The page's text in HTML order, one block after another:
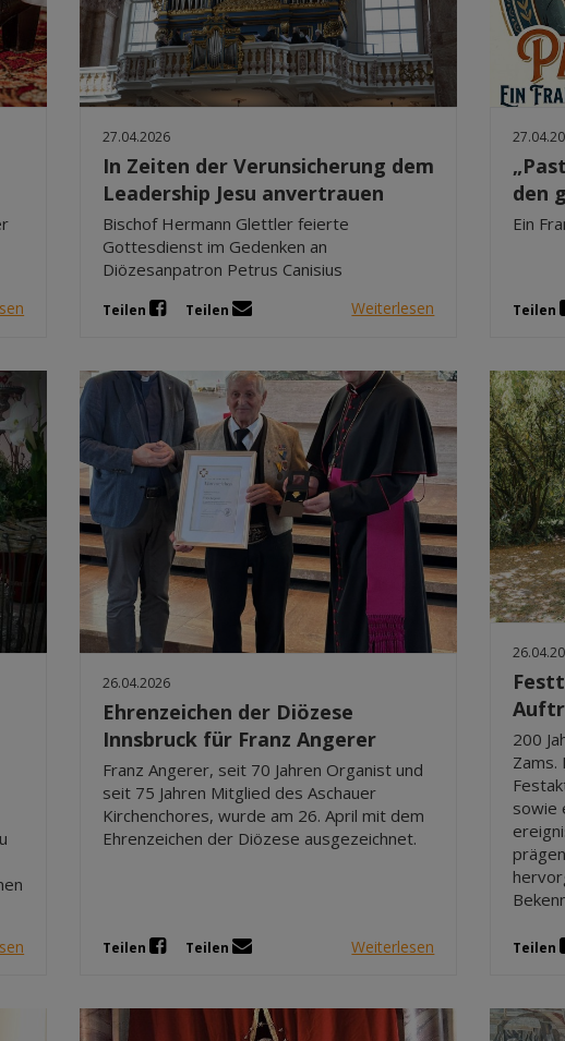
27.04.2026
In Zeiten der Verunsicherung dem
Leadership Jesu anvertrauen
Bischof Hermann Glettler feierte
Gottesdienst im Gedenken an
Diözesanpatron Petrus Canisius
Teilen Teilen Weiterlesen
den
Ein
Teilen
26.04.2026
Ehrenzeichen der Diözese
Innsbruck für Franz Angerer
Franz Angerer, seit 70 Jahren Organist und
seit 75 Jahren Mitglied des Aschauer
Kirchenchores, wurde am 26. April mit dem
Ehrenzeichen der Diözese ausgezeichnet.
Teilen Teilen Weiterlesen
200
sowie
Teilen